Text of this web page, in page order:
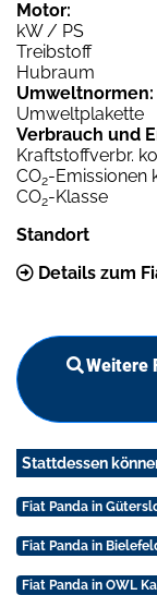
Motor:
kW / PS
Treibstoff
Hubraum
Umweltnormen:
Umweltplakette
Verbrauch und
Kraftstoffverbr.
CO2-Emissionen
CO2-Klasse
Standort
Details zum
Weitere
Stattdessen
Fiat Panda in
Fiat Panda in
Fiat Panda in OWL